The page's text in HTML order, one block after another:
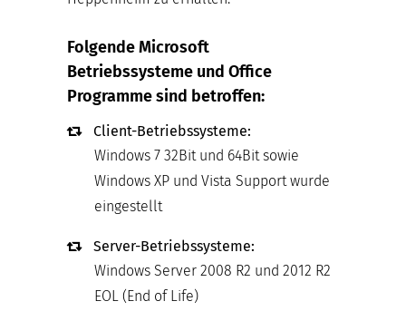
Folgende Microsoft
Betriebssysteme und Office
Programme sind betroffen:
Client-Betriebssysteme:
Windows 7 32Bit und 64Bit sowie
Windows XP und Vista Support wurde
eingestellt
Server-Betriebssysteme:
Windows Server 2008 R2 und 2012 R2
EOL (End of Life)